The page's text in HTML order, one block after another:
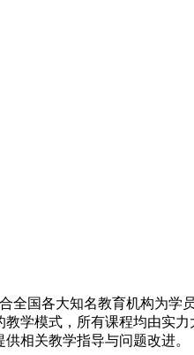
国各大知名教育机构为学
学模式，所有课程均由实
相关教学指导与问题改进。